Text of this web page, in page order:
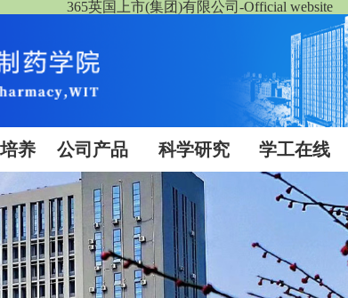
365英国上市(集团)有限公司-Official website
养 公司产品 科学研究 学工在线